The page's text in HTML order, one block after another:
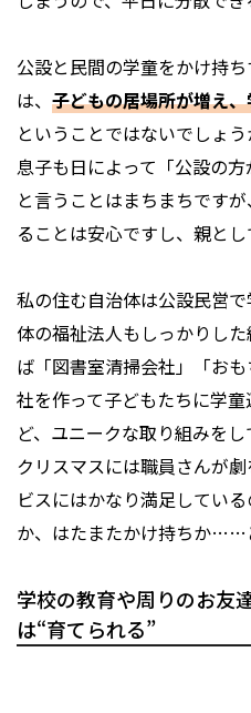
公設と民間の学童をかけ持
は、 子どもの居場所が増え
ということではないでしょう
息子も日によって「公設の方
と言うことはまちまちです
ることは安心ですし、親とし
私の住む自治体は公設民営
体の福祉法人もしっかりし
ば「図書室清掃会社」「お
社を作って子どもたちに学
ど、ユニークな取り組みをし
クリスマスには職員さんが
ビスにはかなり満足してい
か、はたまたかけ持ちか……
学校の教育や周りのお友
は“育てられる”